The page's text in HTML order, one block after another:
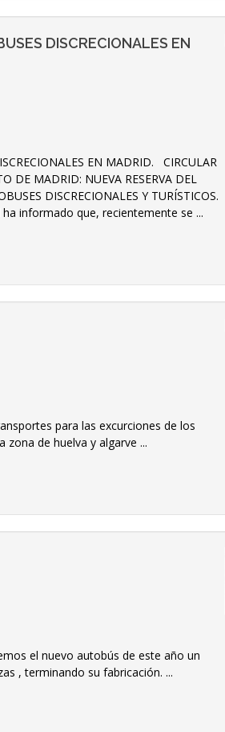
DISCRECIONALES EN
EN MADRID. CIRCULAR
DE MADRID: NUEVA RESERVA DEL
DISCRECIONALES Y TURÍSTICOS.
informado que, recientemente se ...
para las excurciones de los
de huelva y algarve ...
el nuevo autobús de este año un
, terminando su fabricación. ...